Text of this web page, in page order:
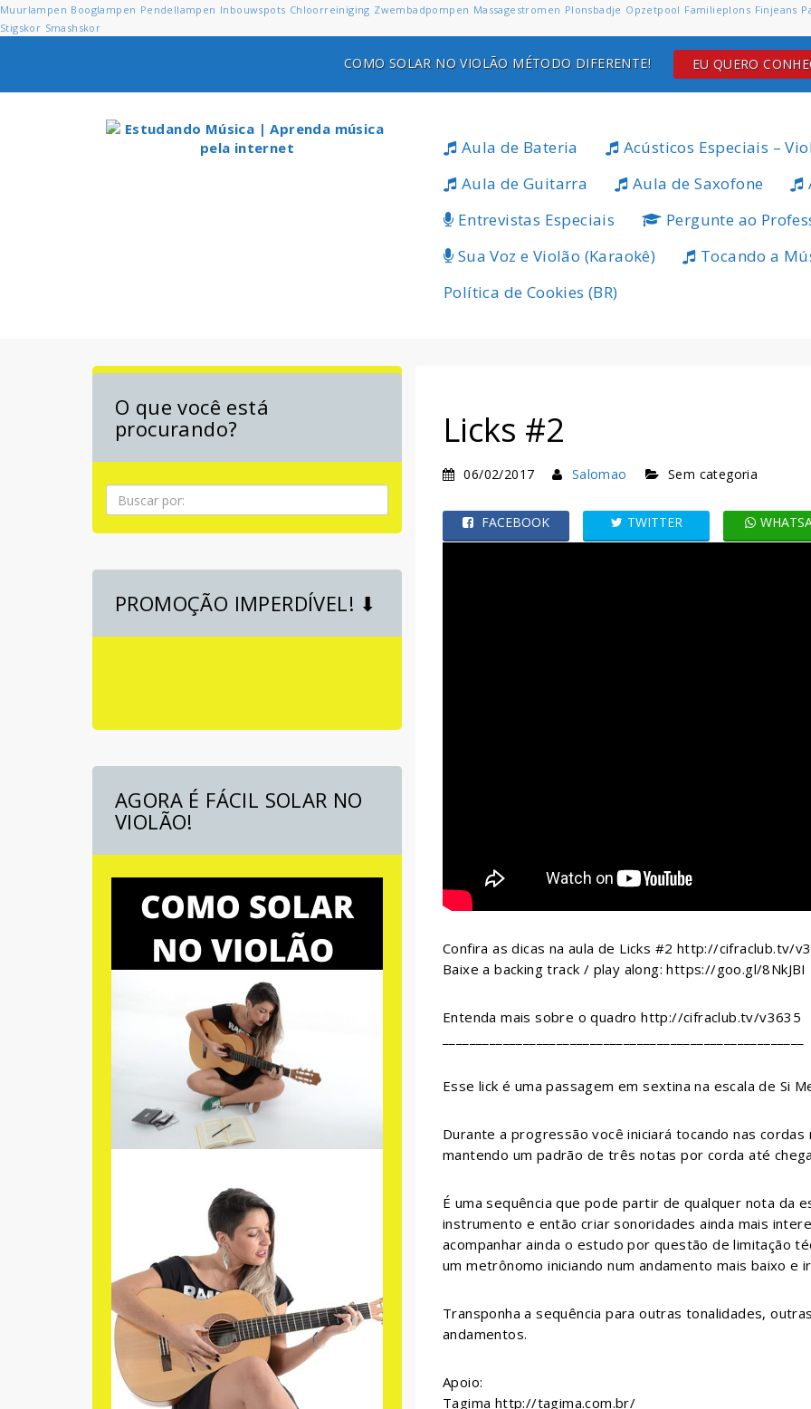
Muurlampen Booglampen Pendellampen Inbouwspots Chloorreiniging Zwembadpompen Massagestromen Plonsbadje Opzetpool Familieplons Finjeans
Stigskor Smashskor
COMO SOLAR NO VIOLÃO MÉTODO DIFERENTE! EU QUERO
Aula de Bateria
Acústicos Especiais –
Aula de Guitarra
Aula de Saxofone
Entrevistas Especiais
Pergunte ao
Sua Voz e Violão (Karaokê)
Tocando a
Política de Cookies (BR)
O que você está
procurando?
Pesquisa
PROMOÇÃO IMPERDÍVEL! ⬇
AGORA É FÁCIL SOLAR NO
VIOLÃO!
Licks #2
06/02/2017 Salomao Sem categoria
FACEBOOK TWITTER
Confira as dicas na aula de Licks #2 http://cifraclub.tv/
Baixe a backing track / play along: https://goo.gl/8NkJBI
Entenda mais sobre o quadro http://cifraclub.tv/v3635
Esse lick é uma passagem em sextina na escala de Si
Durante a progressão você iniciará tocando nas
mantendo um padrão de três notas por corda até
É uma sequência que pode partir de qualquer nota da
instrumento e então criar sonoridades ainda mais
acompanhar ainda o estudo por questão de limitação
um metrônomo iniciando num andamento mais baixo e
Transponha a sequência para outras tonalidades,
andamentos.
Apoio:
Tagima http://tagima.com.br/